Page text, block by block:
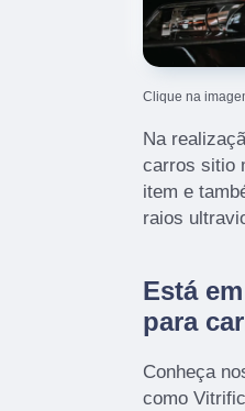
Clique na
Na
carros sitio
item e
raios
Está
para
Conheça
como